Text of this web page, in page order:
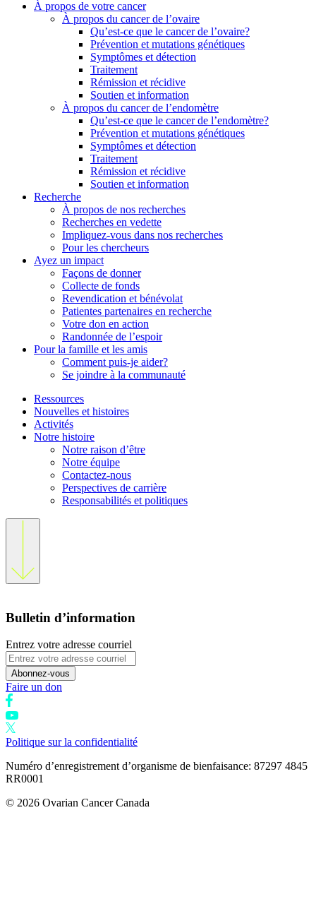
À propos de votre cancer
À propos du cancer de l’ovaire
Qu’est-ce que le cancer de l’ovaire?
Prévention et mutations génétiques
Symptômes et détection
Traitement
Rémission et récidive
Soutien et information
À propos du cancer de l’endomètre
Qu’est-ce que le cancer de l’endomètre?
Prévention et mutations génétiques
Symptômes et détection
Traitement
Rémission et récidive
Soutien et information
Recherche
À propos de nos recherches
Recherches en vedette
Impliquez-vous dans nos recherches
Pour les chercheurs
Ayez un impact
Façons de donner
Collecte de fonds
Revendication et bénévolat
Patientes partenaires en recherche
Votre don en action
Randonnée de l’espoir
Pour la famille et les amis
Comment puis-je aider?
Se joindre à la communauté
Ressources
Nouvelles et histoires
Activités
Notre histoire
Notre raison d’être
Notre équipe
Contactez-nous
Perspectives de carrière
Responsabilités et politiques
Bulletin d’information
Entrez votre adresse courriel
Abonnez-vous
Faire un don
Politique sur la confidentialité
Numéro d’enregistrement d’organisme de bienfaisance: 87297 4845
RR0001
© 2026 Ovarian Cancer Canada